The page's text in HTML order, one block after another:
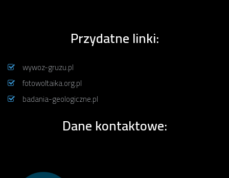
Przydatne linki:
wywoz-gruzu.pl
fotowoltaika.org.pl
badania-geologiczne.pl
Dane kontaktowe: